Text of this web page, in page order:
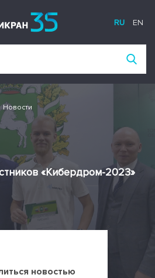
RU EN
«Кибердром-2023»
новостью
Новости